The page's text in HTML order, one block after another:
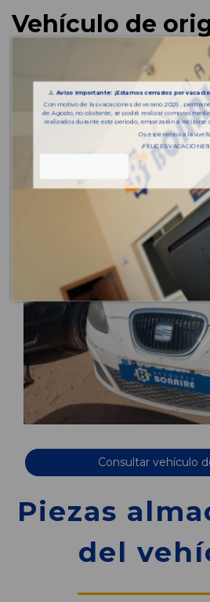
Vehículo de
Consultar vehículo
Piezas
del
⚠️Aviso importante: ¡Estamos cerrados por
Con motivo de las vacaciones de verano 2026 ,
de Agosto, no obstante, se podrá realizar compras
realizados durante este periodo, empezarán a recibirse
Os esperamos a la
¡FELICES VACACIONES!